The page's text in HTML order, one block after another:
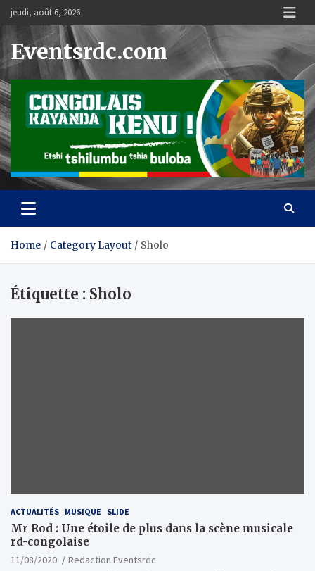
Skip
content
jeudi, août 6, 2026
Eventsrdc.com
Home Category Layout Sholo
Étiquette : Sholo
ACTUALITÉS MUSIQUE SLIDE
Mr Rod : Une étoile de plus dans la scène musicale
rd-congolaise
11/08/2020
Redaction Eventsrdc